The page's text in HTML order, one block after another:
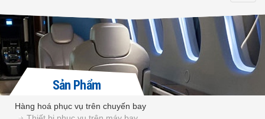
Sản Phẩm
Hàng hoá phục vụ trên chuyến bay